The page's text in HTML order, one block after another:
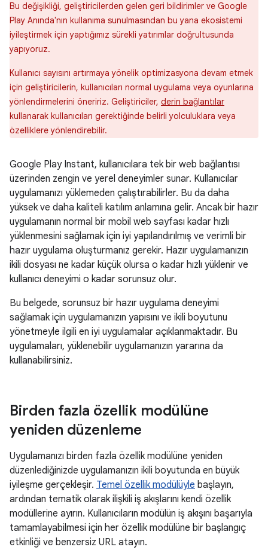
Bu değişikliği, geliştiricilerden gelen geri bildirimler ve Google
Play Anında'nın kullanıma sunulmasından bu yana ekosistemi
iyileştirmek için yaptığımız sürekli yatırımlar doğrultusunda
yapıyoruz.
Kullanıcı sayısını artırmaya yönelik optimizasyona devam etmek
için geliştiricilerin, kullanıcıları normal uygulama veya oyunlarına
yönlendirmelerini öneririz. Geliştiriciler, derin bağlantılar
kullanarak kullanıcıları gerektiğinde belirli yolculuklara veya
özelliklere yönlendirebilir.
Google Play Instant, kullanıcılara tek bir web bağlantısı
üzerinden zengin ve yerel deneyimler sunar. Kullanıcılar
uygulamanızı yüklemeden çalıştırabilirler. Bu da daha
yüksek ve daha kaliteli katılım anlamına gelir. Ancak bir hazır
uygulamanın normal bir mobil web sayfası kadar hızlı
yüklenmesini sağlamak için iyi yapılandırılmış ve verimli bir
hazır uygulama oluşturmanız gerekir. Hazır uygulamanızın
ikili dosyası ne kadar küçük olursa o kadar hızlı yüklenir ve
kullanıcı deneyimi o kadar sorunsuz olur.
Bu belgede, sorunsuz bir hazır uygulama deneyimi
sağlamak için uygulamanızın yapısını ve ikili boyutunu
yönetmeyle ilgili en iyi uygulamalar açıklanmaktadır. Bu
uygulamaları, yüklenebilir uygulamanızın yararına da
kullanabilirsiniz.
Birden fazla özellik modülüne
yeniden düzenleme
Uygulamanızı birden fazla özellik modülüne yeniden
düzenlediğinizde uygulamanızın ikili boyutunda en büyük
iyileşme gerçekleşir. Temel özellik modülüyle başlayın,
ardından tematik olarak ilişkili iş akışlarını kendi özellik
modüllerine ayırın. Kullanıcıların modülün iş akışını başarıyla
tamamlayabilmesi için her özellik modülüne bir başlangıç
etkinliği ve benzersiz URL atayın.